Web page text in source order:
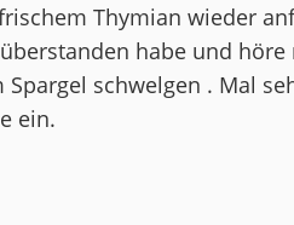
Thymian wieder
habe und
schwelgen . Mal
ein.